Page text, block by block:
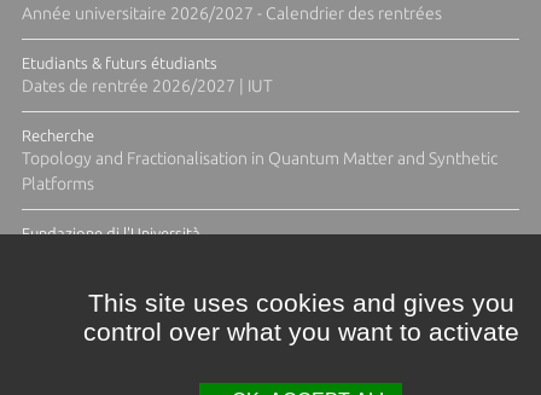
Année universitaire 2026/2027 - Calendrier des rentrées
Etudiants & futurs étudiants
Dates de rentrée 2026/2027 | IUT
Recherche
Topology and Fractionalisation in Quantum Matter and Synthetic
Platforms
Fundazione di l'Università
This site uses cookies and gives you
control over what you want to activate